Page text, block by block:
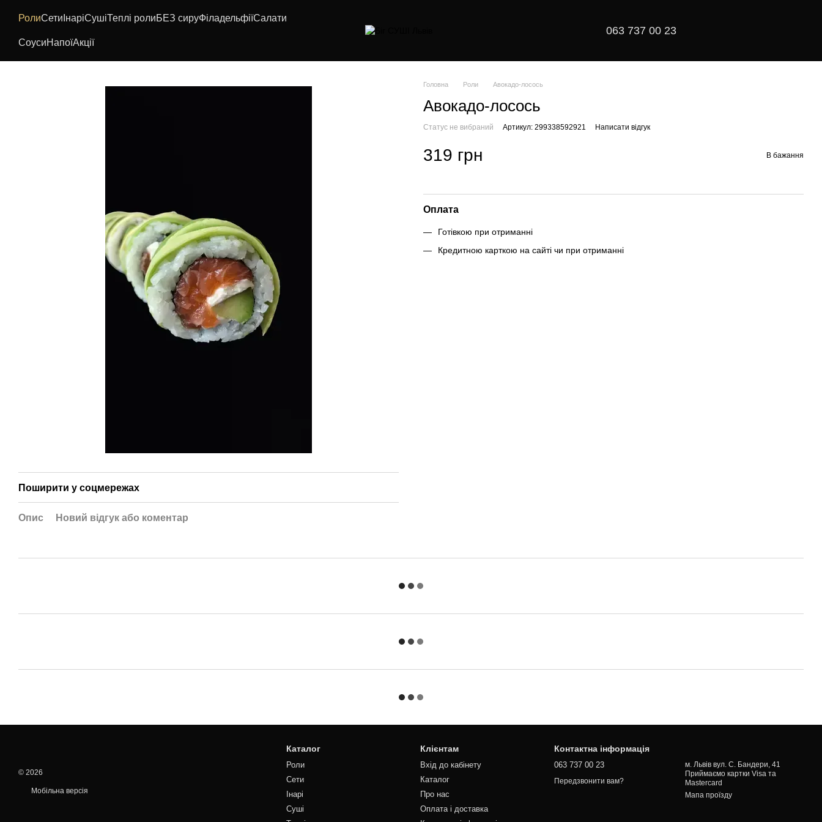
РолиСети ІнаріСушіТеплі ролиБЕЗ сируФіладельфіїСалати
СоусиНапоїАкції
063 737 00 23
Поширити у соцмережах
Опис Новий відгук або коментар
Головна Роли Авокадо-лосось
Авокадо-лосось
Статус не вибраний Артикул: 299338592921 Написати відгук
319 грн В бажання
Оплата
Готівкою при отриманні
Кредитною карткою на сайті чи при отриманні
© 2026
Мобільна версія
Каталог
Роли
Сети
Інарі
Суші
Клієнтам
Вхід до кабінету
Каталог
Про нас
Оплата і доставка
Контактна інформація
063 737 00 23
Передзвонити вам?
м. Львів вул. С. Бандери, 41
Приймаємо картки Visa та
Mastercard
Мапа проїзду